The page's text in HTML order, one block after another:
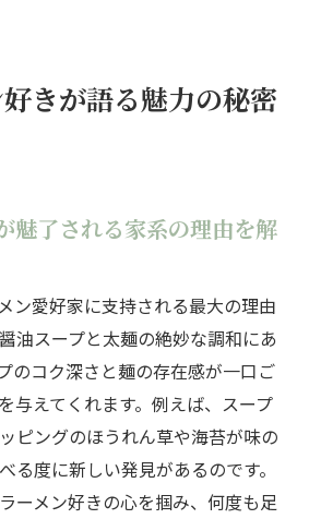
きが語る魅力の秘密
魅了される家系の理由を解
ン愛好家に支持される最大の理由
油スープと太麺の絶妙な調和にあ
のコク深さと麺の存在感が一口ご
与えてくれます。例えば、スープ
ピングのほうれん草や海苔が味の
る度に新しい発見があるのです。
ーメン好きの心を掴み、何度も足